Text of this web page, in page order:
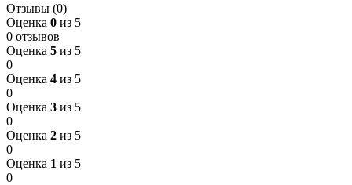
Отзывы (0)
Оценка 0 из 5
0 отзывов
Оценка 5 из 5
0
Оценка 4 из 5
0
Оценка 3 из 5
0
Оценка 2 из 5
0
Оценка 1 из 5
0